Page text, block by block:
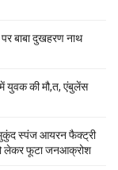
बाबा दुखहरण नाथ
युवक की मौ,त, एंबुलेंस
स्पंज आयरन फैक्ट्री
लेकर फूटा जनआक्रोश